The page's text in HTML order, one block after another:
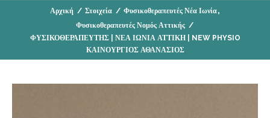
Αρχική / Στοιχεία / Φυσικοθεραπευτές Νέα Ιωνία,
Φυσικοθεραπευτές Νομός Αττικής /
ΦΥΣΙΚΟΘΕΡΑΠΕΥΤΗΣ | ΝΕΑ ΙΩΝΙΑ ΑΤΤΙΚΗ | NEW PHYSIO
ΚΑΙΝΟΥΡΓΙΟΣ ΑΘΑΝΑΣΙΟΣ